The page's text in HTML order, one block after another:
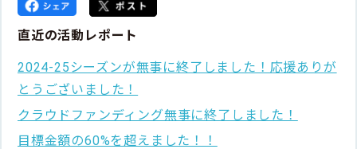
直近の活動レポート
2024-25シーズンが無事に終了しました！応援ありが
とうございました！
クラウドファンディング無事に終了しました！
目標金額の60%を超えました！！